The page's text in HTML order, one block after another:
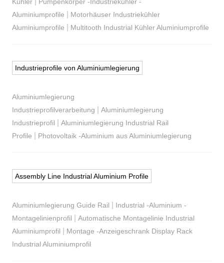
Kühler
Pumpenkörper -Industriekühler -
Aluminiumprofile
Motorhäuser Industriekühler
Aluminiumprofile
Multitooth Industrial Kühler Aluminiumprofile
Industrieprofile von Aluminiumlegierung
Aluminiumlegierung
Industrieprofilverarbeitung
Aluminiumlegierung
Industrieprofil
Aluminiumlegierung Industrial Rail
Profile
Photovoltaik -Aluminium aus Aluminiumlegierung
Assembly Line Industrial Aluminium Profile
Aluminiumlegierung Guide Rail
Industrial -Aluminium -
Montagelinienprofil
Automatische Montagelinie Industrial
Aluminiumprofil
Montage -Anzeigeschrank Display Rack
Industrial Aluminiumprofil